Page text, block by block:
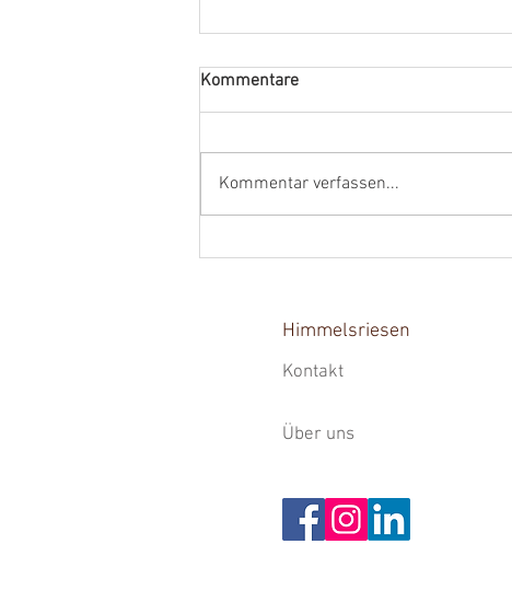
Endlich wieder...
Kommentare
Kommentar verfassen...
Himmelsriesen
Kontakt
Über uns